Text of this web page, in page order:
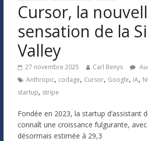
Cursor, la
sensation de la
Valley
27 novembre 2025 Carl Benys
Anthropic, codage, Cursor, Google, IA,
startup, stripe
Fondée en 2023, la startup d’assistant
connaît une croissance fulgurante,
désormais estimée à 29,3